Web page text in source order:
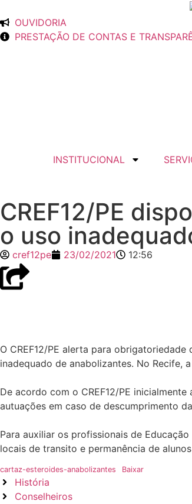
OUVIDORIA
PRESTAÇÃO DE CONTAS E
INSTITUCIONAL
CREF12/PE
o uso
cref12pe 23/02/2021 12:56
O CREF12/PE alerta para
inadequado de anabolizantes. No Recife,
De acordo com o CREF12/PE
autuações em caso de descumprimento
Para auxiliar os profissionais de
locais de transito e permanência de
cartaz-esteroides-anabolizantes Baixar
História
Conselheiros